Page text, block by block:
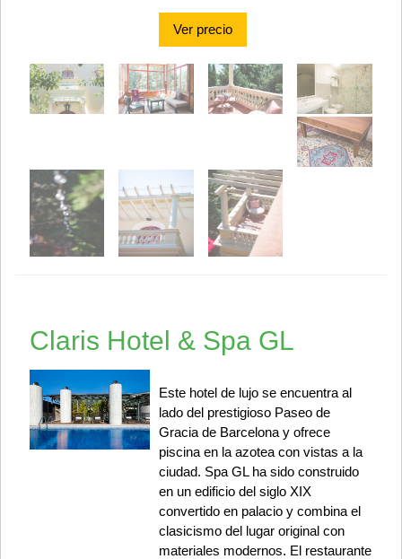
Ver precio
Claris Hotel & Spa GL
Este hotel de lujo se encuentra al
lado del prestigioso Paseo de
Gracia de Barcelona y ofrece
piscina en la azotea con vistas a la
ciudad. Spa GL ha sido construido
en un edificio del siglo XIX
convertido en palacio y combina el
clasicismo del lugar original con
materiales modernos. El restaurante